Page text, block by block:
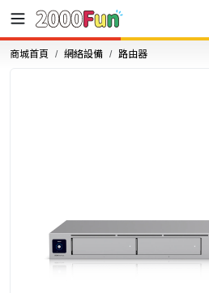
商城首頁 網絡設備 路由器